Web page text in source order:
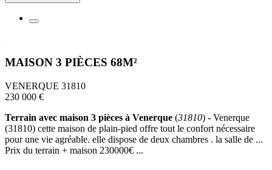
MAISON 3 PIÈCES 68M²
VENERQUE 31810
230 000 €
Terrain avec maison 3 pièces à Venerque (31810) - Venerque
(31810) cette maison de plain-pied offre tout le confort nécessaire
pour une vie agréable. elle dispose de deux chambres . la salle de ...
Prix du terrain + maison 230000€ ...